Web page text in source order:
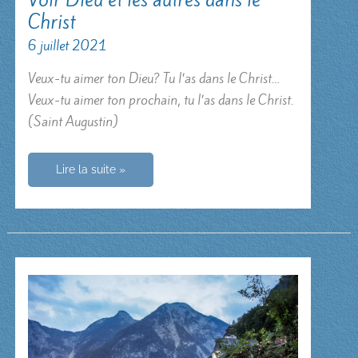
Christ
6 juillet 2021
Veux-tu aimer ton Dieu? Tu l’as dans le Christ…
Veux-tu aimer ton prochain, tu l’as dans le Christ.
(Saint Augustin)
Voir
et
autres
dans
le
Christ
Lire la suite »